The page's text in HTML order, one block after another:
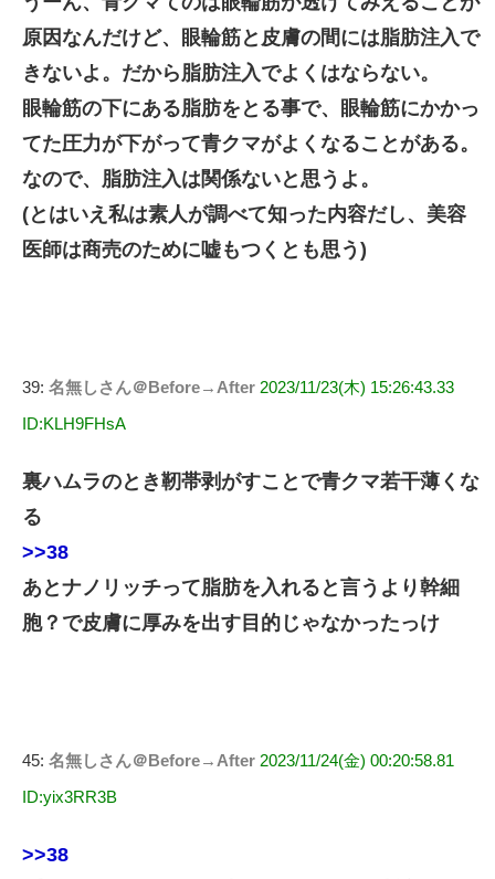
原因なんだけど、眼輪筋と皮膚の間には脂肪注入で
きないよ。だから脂肪注入でよくはならない。
眼輪筋の下にある脂肪をとる事で、眼輪筋にかかっ
てた圧力が下がって青クマがよくなることがある。
なので、脂肪注入は関係ないと思うよ。
(とはいえ私は素人が調べて知った内容だし、美容
医師は商売のために嘘もつくとも思う)
39: 名無しさん＠Before→After 2023/11/23(木) 15:26:43.33
ID:KLH9FHsA
裏ハムラのとき靭帯剥がすことで青クマ若干薄くな
る
>>38
あとナノリッチって脂肪を入れると言うより幹細
胞？で皮膚に厚みを出す目的じゃなかったっけ
45: 名無しさん＠Before→After 2023/11/24(金) 00:20:58.81
ID:yix3RR3B
>>38